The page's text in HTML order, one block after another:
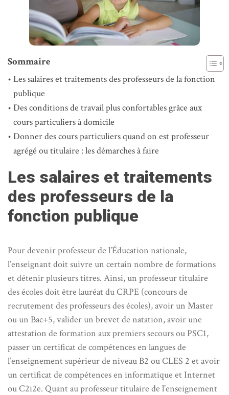
Sommaire
Les salaires et traitements des professeurs de la fonction
publique
Des conditions de travail plus confortables grâce aux
cours particuliers à domicile
Donner des cours particuliers quand on est professeur
agrégé ou titulaire : les démarches à faire
Les salaires et traitements
des professeurs de la
fonction publique
Pour devenir professeur de l’Éducation nationale,
l’enseignant doit suivre un certain nombre de formations
et détenir plusieurs titres. Ainsi, un professeur titulaire
des écoles doit être lauréat du CRPE (concours de
recrutement des professeurs des écoles), avoir un Master
ou un Bac+5, valider un brevet de natation, avoir une
attestation de formation aux premiers secours ou PSC1,
passer un certificat de compétences en langues de
l’enseignement supérieur de niveau B2 ou CLES 2 et avoir
un certificat de compétences en informatique et Internet
ou C2i2e. Quant au professeur titulaire de l’enseignement